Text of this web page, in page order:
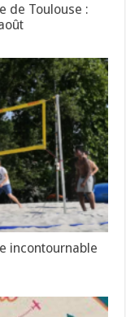
de Toulouse :
incontournable